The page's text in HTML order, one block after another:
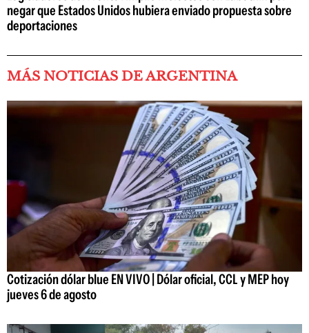
negar que Estados Unidos hubiera enviado propuesta sobre
deportaciones
MÁS NOTICIAS DE ARGENTINA
Cotización dólar blue EN VIVO | Dólar oficial, CCL y MEP hoy
jueves 6 de agosto